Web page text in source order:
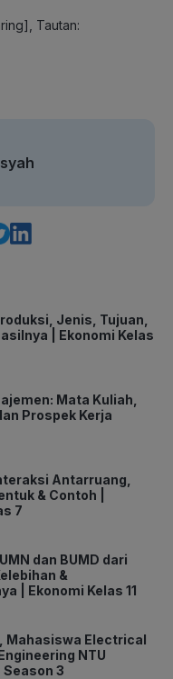
Tautan:
Jenis, Tujuan,
| Ekonomi Kelas
Mata Kuliah,
Prospek Kerja
Antarruang,
& Contoh |
7
dan BUMD dari
&
| Ekonomi Kelas 11
Mahasiswa Electrical
NTU
Season 3